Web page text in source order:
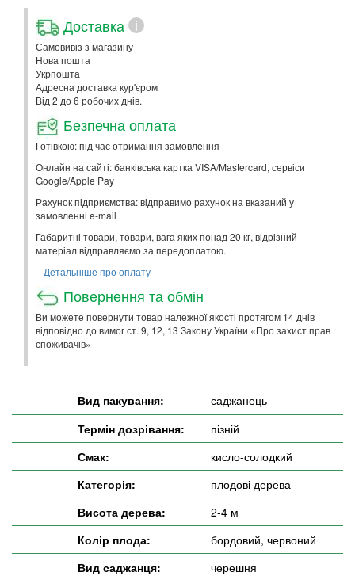
Доставка i
Самовивіз з магазину
Нова пошта
Укрпошта
Адресна доставка кур'єром
Від 2 до 6 робочих днів.
Безпечна оплата
Готівкою: під час отримання замовлення
Онлайн на сайті: банківська картка VISA/Mastercard, сервіси
Google/Apple Pay
Рахунок підприємства: відправимо рахунок на вказаний у
замовленні e-mail
Габаритні товари, товари, вага яких понад 20 кг, відрізний
матеріал відправляємо за передоплатою.
Детальніше про оплату
Повернення та обмін
Ви можете повернути товар належної якості протягом 14 днів
відповідно до вимог ст. 9, 12, 13 Закону України «Про захист прав
споживачів»
Вид пакування:
саджанець
Термін дозрівання:
пізній
Смак:
кисло-солодкий
Категорія:
плодові дерева
Висота дерева:
2-4 м
Колір плода:
бордовий, червоний
Вид саджанця:
черешня